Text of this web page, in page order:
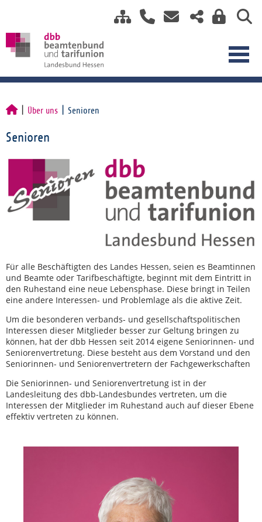
Über uns Senioren
Senioren
Für alle Beschäftigten des Landes Hessen, seien es Beamtinnen
und Beamte oder Tarifbeschäftigte, beginnt mit dem Eintritt in
den Ruhestand eine neue Lebensphase. Diese bringt in Teilen
eine andere Interessen- und Problemlage als die aktive Zeit.
Um die besonderen verbands- und gesellschaftspolitischen
Interessen dieser Mitglieder besser zur Geltung bringen zu
können, hat der dbb Hessen seit 2014 eigene Seniorinnen- und
Seniorenvertretung. Diese besteht aus dem Vorstand und den
Seniorinnen- und Seniorenvertretern der Fachgewerkschaften
Die Seniorinnen- und Seniorenvertretung ist in der
Landesleitung des dbb-Landesbundes vertreten, um die
Interessen der Mitglieder im Ruhestand auch auf dieser Ebene
effektiv vertreten zu können.